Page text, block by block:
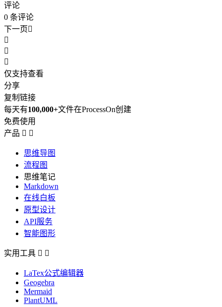
评论
0 条评论
下一页



仅支持查看
分享
复制链接
每天有100,000+文件在ProcessOn创建
免费使用
产品  
思维导图
流程图
思维笔记
Markdown
在线白板
原型设计
API服务
智能图形
实用工具  
LaTex公式编辑器
Geogebra
Mermaid
PlantUML